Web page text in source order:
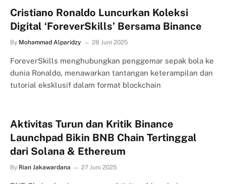
Cristiano Ronaldo Luncurkan Koleksi
Digital ‘ForeverSkills’ Bersama Binance
By Mohammad Alparidzy 28 Juni 2025
ForeverSkills menghubungkan penggemar sepak bola ke
dunia Ronaldo, menawarkan tantangan keterampilan dan
tutorial eksklusif dalam format blockchain
Aktivitas Turun dan Kritik Binance
Launchpad Bikin BNB Chain Tertinggal
dari Solana & Ethereum
By Rian Jakawardana 27 Juni 2025